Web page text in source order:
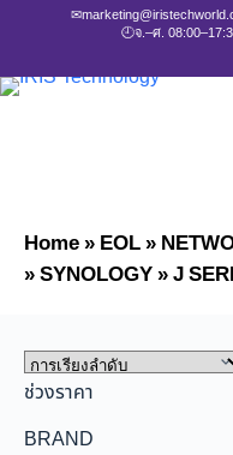
✉
🕘จ.–ศ.
Home»EOL»
»SYNOLOGY»J
ช่วงราคา
BRAND